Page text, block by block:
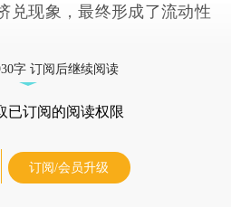
兑现象，最终形成了流动性
字 订阅后继续阅读
已订阅的阅读权限
订阅/会员升级